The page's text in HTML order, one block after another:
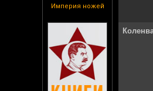
Империя ножей